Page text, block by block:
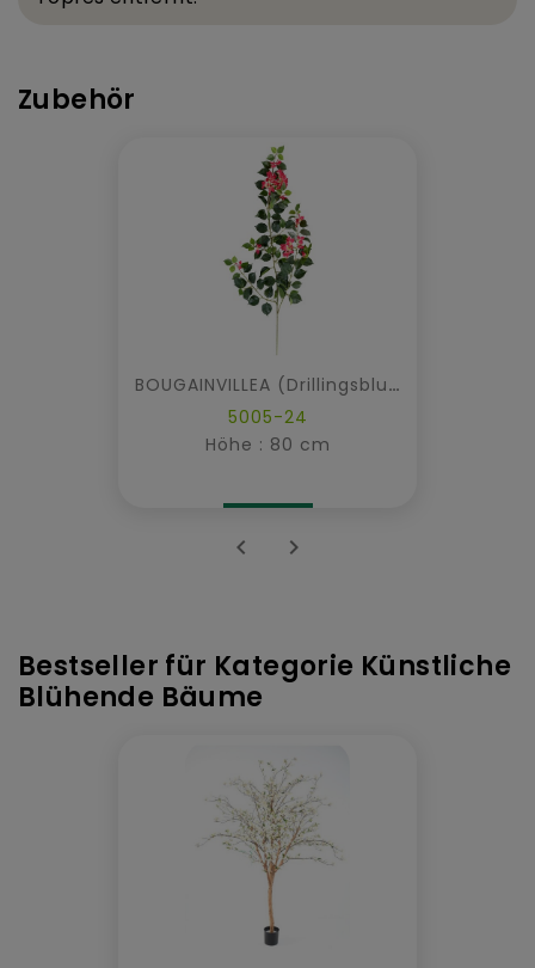
Zubehör
BOUGAINVILLEA (Drillingsblume) NEW ZWEIG
5005-24
Höhe : 80 cm
 
Bestseller für Kategorie Künstliche
Blühende Bäume